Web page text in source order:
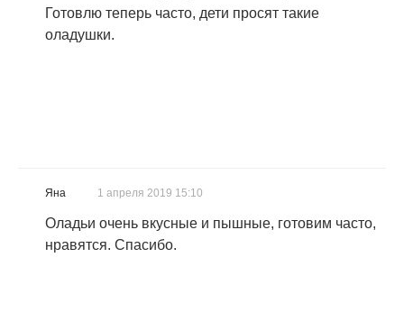
Готовлю теперь часто, дети просят такие
оладушки.
Яна 1 апреля 2019 15:10
Оладьи очень вкусные и пышные, готовим часто,
нравятся. Спасибо.